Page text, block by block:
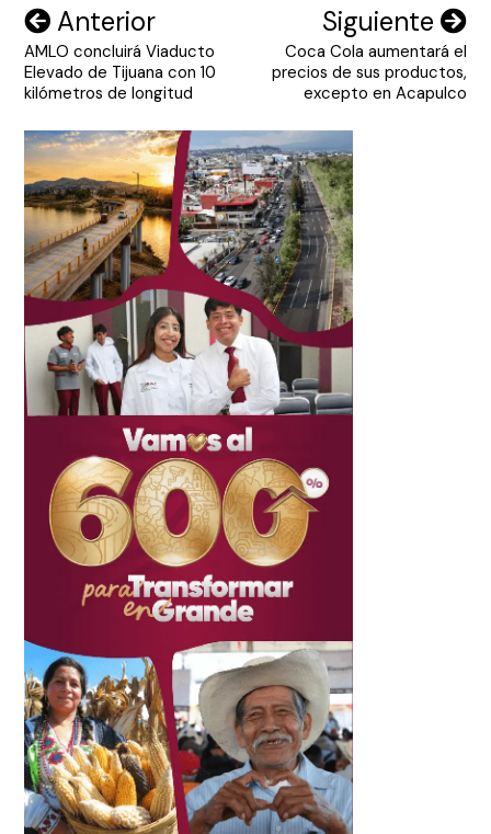
Navegación
de
entradas
Anterior
AMLO concluirá Viaducto
Elevado de Tijuana con 10
kilómetros de longitud
Siguiente
Coca Cola aumentará el
precios de sus productos,
excepto en Acapulco